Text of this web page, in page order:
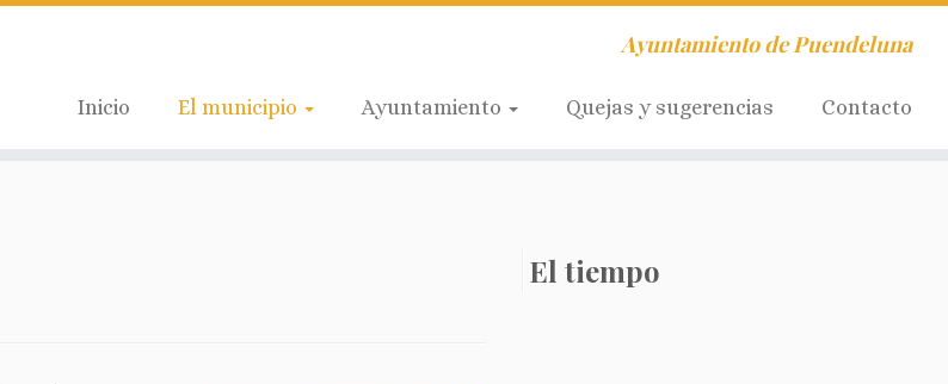
Ayuntamiento de Puendeluna
Inicio El municipio Ayuntamiento Quejas y sugerencias Contacto
El tiempo